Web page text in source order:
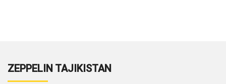
ZEPPELIN TAJIKISTAN